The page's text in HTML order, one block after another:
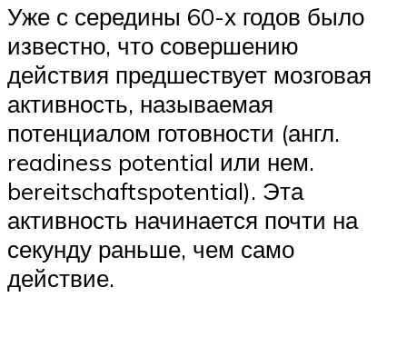
Уже с середины 60-х годов было
известно, что совершению
действия предшествует мозговая
активность, называемая
потенциалом готовности (англ.
readiness potential или нем.
bereitschaftspotential). Эта
активность начинается почти на
секунду раньше, чем само
действие.